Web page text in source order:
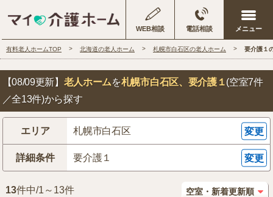
WEB相談 電話相談
有料老人ホームTOP 北海道の老人ホーム 札幌市白石区の老人ホーム 要介護１
【08/09更新】 老人ホームを札幌市白石区、要介護１(空室7件
／全13件)から探す
エリア 札幌市白石区 変更
詳細条件 要介護１ 変更
13件中/1～13件